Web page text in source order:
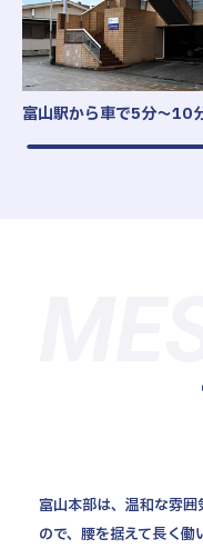
富山駅から車で5分～10
富山本部は、温和な雰
ので、腰を据えて長く